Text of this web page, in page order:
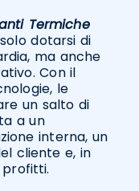
Termiche
dotarsi di
ma anche
Con il
le
un salto di
a un
interna, un
cliente e, in